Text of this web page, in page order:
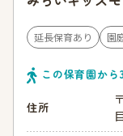
延長保育あり 園
この保育園から
住所